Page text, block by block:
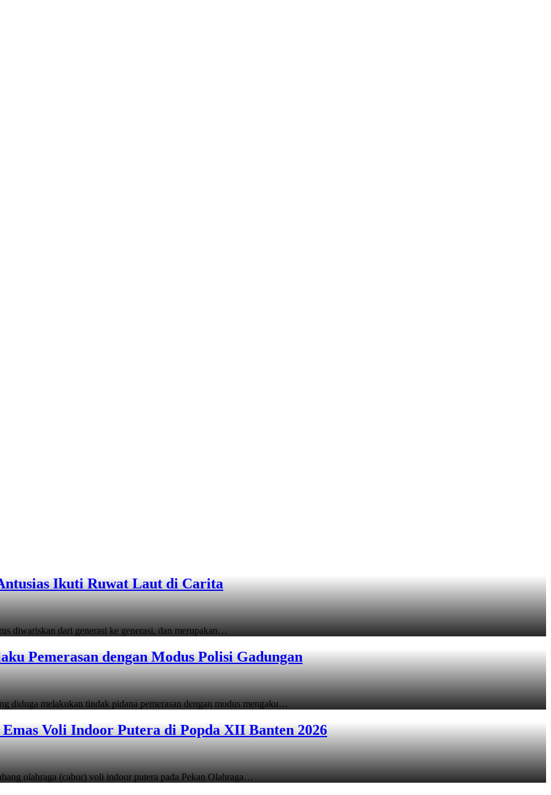
Ikuti Ruwat Laut di Carita
diwariskan dari generasi ke generasi, dan merupakan…
Pemerasan dengan Modus Polisi Gadungan
diduga melakukan tindak pidana pemerasan dengan modus mengaku…
Voli Indoor Putera di Popda XII Banten 2026
olahraga (cabor) voli indoor putera pada Pekan Olahraga…